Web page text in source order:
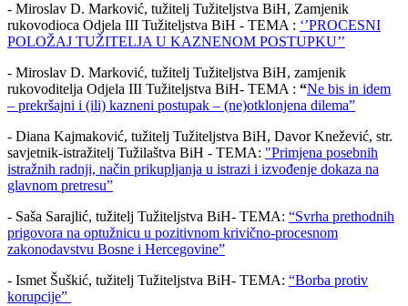
- Miroslav D. Marković, tužitelj Tužiteljstva BiH, Zamjenik
rukovodioca Odjela III Tužiteljstva BiH - TEMA : ‘’PROCESNI
POLOŽAJ TUŽITELJA U KAZNENOM POSTUPKU’’
- Miroslav D. Marković, tužitelj Tužiteljstva BiH, zamjenik
rukovoditelja Odjela III Tužiteljstva BiH- TEMA : “Ne bis in idem
– prekršajni i (ili) kazneni postupak – (ne)otklonjena dilema”
- Diana Kajmaković, tužitelj Tužiteljstva BiH, Davor Knežević, str.
savjetnik-istražitelj Tužilaštva BiH - TEMA: "Primjena posebnih
istražnih radnji, način prikupljanja u istrazi i izvođenje dokaza na
glavnom pretresu”
- Saša Sarajlić, tužitelj Tužiteljstva BiH- TEMA: “Svrha prethodnih
prigovora na optužnicu u pozitivnom krivično-procesnom
zakonodavstvu Bosne i Hercegovine”
- Ismet Šuškić, tužitelj Tužiteljstva BiH- TEMA: “Borba protiv
korupcije”